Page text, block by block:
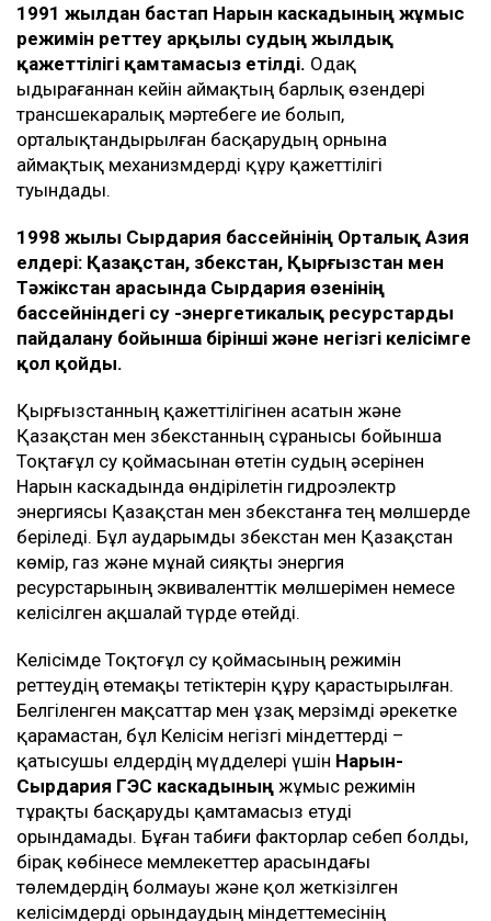
1991 жылдан бастап Нарын каскадының жұмыс
режимін реттеу арқылы судың жылдық
қажеттілігі қамтамасыз етілді. Одақ
ыдырағаннан кейін аймақтың барлық өзендері
трансшекаралық мәртебеге ие болып,
орталықтандырылған басқарудың орнына
аймақтық механизмдерді құру қажеттілігі
туындады.
1998 жылы Сырдария бассейнінің Орталық Азия
елдері: Қазақстан, Өзбекстан, Қырғызстан мен
Тәжікстан арасында Сырдария өзенінің
бассейніндегі су -энергетикалық ресурстарды
пайдалану бойынша бірінші және негізгі келісімге
қол қойды.
Қырғызстанның қажеттілігінен асатын және
Қазақстан мен Өзбекстанның сұранысы бойынша
Тоқтағұл су қоймасынан өтетін судың әсерінен
Нарын каскадында өндірілетін гидроэлектр
энергиясы Қазақстан мен Өзбекстанға тең мөлшерде
беріледі. Бұл аударымды Өзбекстан мен Қазақстан
көмір, газ және мұнай сияқты энергия
ресурстарының эквиваленттік мөлшерімен немесе
келісілген ақшалай түрде өтейді.
Келісімде Тоқтоғұл су қоймасының режимін
реттеудің өтемақы тетіктерін құру қарастырылған.
Белгіленген мақсаттар мен ұзақ мерзімді әрекетке
қарамастан, бұл Келісім негізгі міндеттерді –
қатысушы елдердің мүдделері үшін Нарын-
Сырдария ГЭС каскадының жұмыс режимін
тұрақты басқаруды қамтамасыз етуді
орындамады. Бұған табиғи факторлар себеп болды,
бірақ көбінесе мемлекеттер арасындағы
төлемдердің болмауы және қол жеткізілген
келісімдерді орындаудың міндеттемесінің